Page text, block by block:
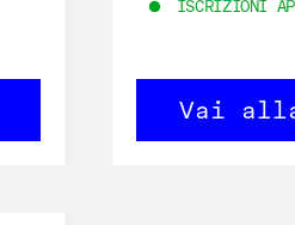
ISCRIZIONI
Vai